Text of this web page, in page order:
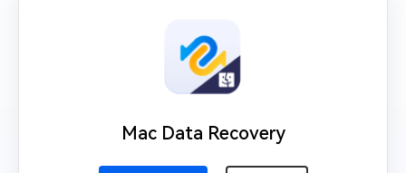
Mac Data Recovery